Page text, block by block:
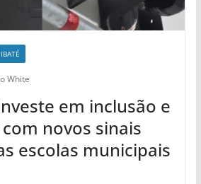
IBATÉ
White
em inclusão e
novos sinais
escolas municipais